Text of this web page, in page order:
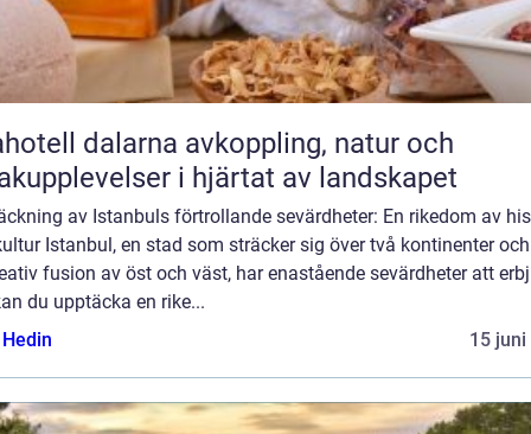
dalarna avkoppling, natur och
i hjärtat av landskapet
av Istanbuls förtrollande sevärdheter: En rikedom av
Istanbul, en stad som sträcker sig över två kontinenter
fusion av öst och väst, har enastående sevärdheter att
du upptäcka en rike...
15 juni